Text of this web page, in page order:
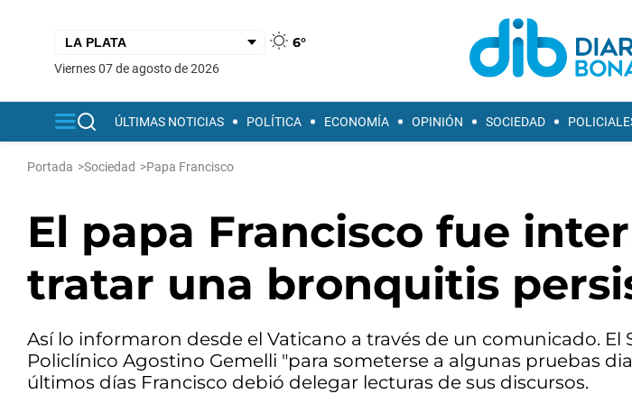
6°
viernes 07 de agosto de 2026
ÚLTIMAS NOTICIAS POLÍTICA ECONOMÍA OPINIÓN SOCIEDAD
Portada >Sociedad >Papa Francisco
El papa Francisco fue
tratar una bronquitis
Así lo informaron desde el Vaticano a través de un comunicado. El
Policlínico Agostino Gemelli "para someterse a algunas pruebas
últimos días Francisco debió delegar lecturas de sus discursos.